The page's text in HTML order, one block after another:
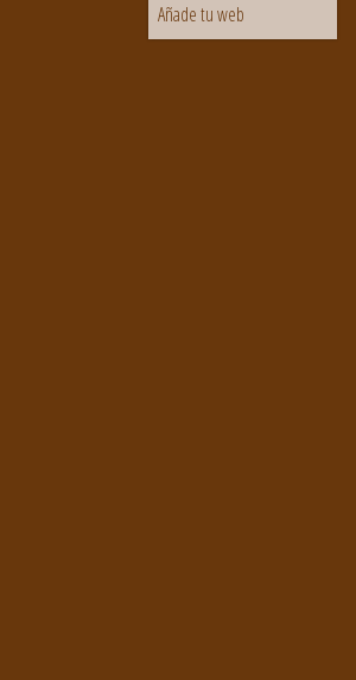
Añade tu web